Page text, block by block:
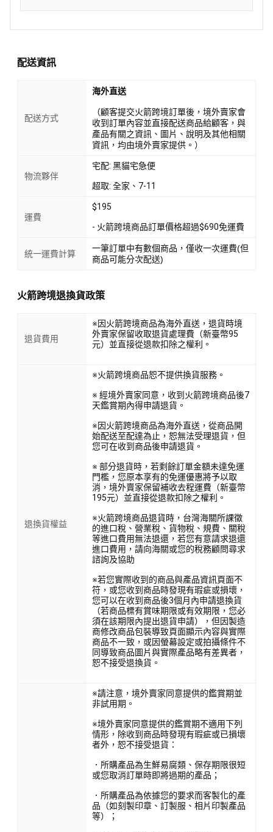
配送資訊
配送方式
海外直送
（顧客提交火箭跨境訂單後，境外賣家會
收到訂單內容並直接配送商品給顧客，與
產品有關之資訊、圖片、說明及其他相關
資訊，均由境外賣家提供。）
物流夥伴
宅配: 黑貓宅急便
超取: 全家、7-11
運費
$195
- 火箭跨境商品訂單價格超過$690免運費
統一運費計算
一筆訂單中有數個商品，僅收一次運費(但
商品可能分次配送)
火箭跨境退換貨政策
退貨費用
※因火箭跨境商品為海外直送，退貨時境
外賣家保留收取退貨處理費（新臺幣95
元）並直接從退款扣除之權利。
退換貨權益
※火箭跨境商品恕不提供換貨服務。
※ 經境外賣家同意，收到火箭跨境商品後7
天鑑賞期內得申請退貨。
※因火箭跨境商品為海外直送，從商品開
始配送至配達為止，恕無法受理退貨，但
您可在收到商品後申請退貨。
※ 部分退貨時，若剩餘訂單金額未達免運
門檻，您原本享有的免運優惠將予以取
消，境外賣家保留補收去程運費（新臺幣
195元）並直接從退款扣除之權利。
※火箭跨境商品退貨時，台灣海關所課徵
的進口稅、營業稅、貨物稅、規費、關稅
等進口費用無法退還，若您有意請求退還
進口費用，請向海關或您的稅務顧問尋求
諮詢及協助
※若您實際收到的商品與產品資訊頁面不
符，或您收到商品時發現有瑕疵或損壞，
您可以在收到商品後3個月內申請退換貨
（若商品標有賞味期限或有效期限，您必
須在該期限內提出退貨申請），但因製造
商修改商品包裝導致頁面顯示內容與實際
商品不一致，或因螢幕設定或拍攝條件不
同導致商品圖片與實際產品略有差異者，
恕不接受退換貨。
※請注意，境外賣家同意提供的鑑賞期並
非試用期。
※境外賣家同意提供的鑑賞期不適用下列
情形，除收到商品時發現有瑕疵或已損壞
者外，恕不接受退貨：
．所購產品為生鮮易腐類、保存期限很短
或您取消訂單時即將過期的產品；
．所購產品為依據您的要求而客製化的產
品（如刻製印章、訂製服、相片印製產品
等）；